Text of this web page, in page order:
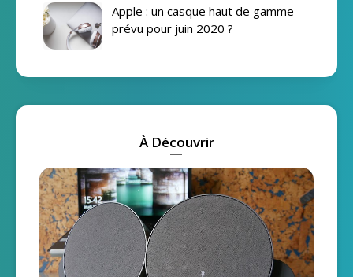
Apple : un casque haut de gamme
prévu pour juin 2020 ?
À Découvrir